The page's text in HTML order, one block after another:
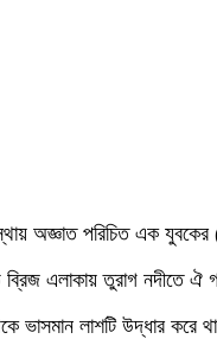
অজ্ঞাত পরিচিত এক
এলাকায় তুরাগ নদীতে ঐ
ভাসমান লাশটি উদ্ধার করে